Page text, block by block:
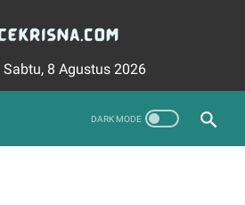
Sabtu, 8 Agustus 2026